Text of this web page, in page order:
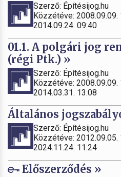
Szerző: Építésijog.hu
Közzétéve:
2014.09.24. 09:40
01.1. A polgári jog
(régi Ptk.) »
Szerző: Építésijog.hu
Közzétéve:
2014.03.31. 13:08
Általános
Szerző: Építésijog.hu
Közzétéve:
2024.11.24. 11:24
Előszerződés »